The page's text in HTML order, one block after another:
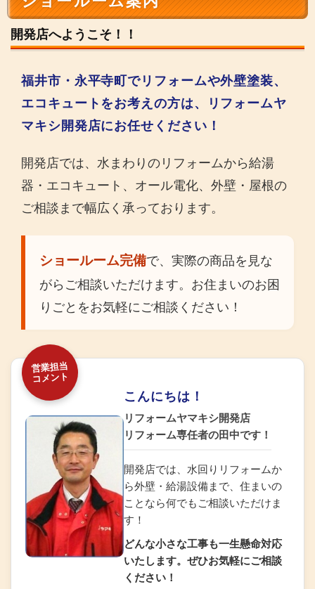
開発店へようこそ！！
福井市・永平寺町でリフォームや外壁塗装、
エコキュートをお考えの方は、リフォームヤ
マキシ開発店にお任せください！
開発店では、水まわりのリフォームから給湯
器・エコキュート、オール電化、外壁・屋根の
ご相談まで幅広く承っております。
ショールーム完備で、実際の商品を見な
がらご相談いただけます。お住まいのお困
りごとをお気軽にご相談ください！
営業担当
コメント
こんにちは！
リフォームヤマキシ開発店
リフォーム専任者の田中です！
開発店では、水回りリフォームか
ら外壁・給湯設備まで、住まいの
ことなら何でもご相談いただけま
す！
どんな小さな工事も一生懸命対応
いたします。ぜひお気軽にご相談
ください！